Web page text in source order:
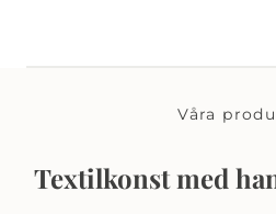
Våra
Textilkonst med